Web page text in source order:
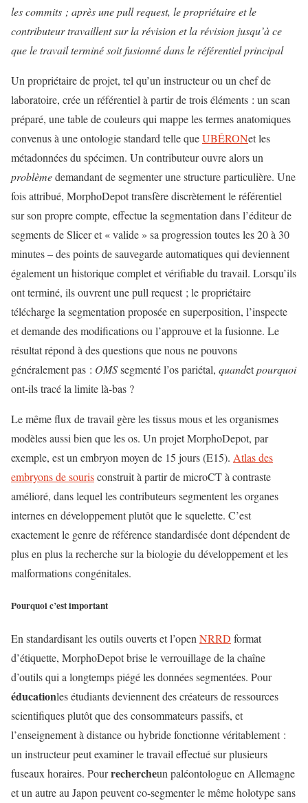
les commits ; après une pull request, le propriétaire et le
contributeur travaillent sur la révision et la révision jusqu’à ce
que le travail terminé soit fusionné dans le référentiel principal
Un propriétaire de projet, tel qu’un instructeur ou un chef de
laboratoire, crée un référentiel à partir de trois éléments : un scan
préparé, une table de couleurs qui mappe les termes anatomiques
convenus à une ontologie standard telle queUBÉRONet les
métadonnées du spécimen. Un contributeur ouvre alors un
problèmedemandant de segmenter une structure particulière. Une
fois attribué, MorphoDepot transfère discrètement le référentiel
sur son propre compte, effectue la segmentation dans l’éditeur de
segments de Slicer et « valide » sa progression toutes les 20 à 30
minutes – des points de sauvegarde automatiques qui deviennent
également un historique complet et vérifiable du travail. Lorsqu’ils
ont terminé, ils ouvrent une pull request ; le propriétaire
télécharge la segmentation proposée en superposition, l’inspecte
et demande des modifications ou l’approuve et la fusionne. Le
résultat répond à des questions que nous ne pouvons
généralement pas : OMSsegmenté l’os pariétal, quandetpourquoi
ont-ils tracé la limite là-bas ?
Le même flux de travail gère les tissus mous et les organismes
modèles aussi bien que les os. Un projet MorphoDepot, par
exemple, est un embryon moyen de 15 jours (E15). Atlas des
embryons de sourisconstruit à partir de microCT à contraste
amélioré, dans lequel les contributeurs segmentent les organes
internes en développement plutôt que le squelette. C’est
exactement le genre de référence standardisée dont dépendent de
plus en plus la recherche sur la biologie du développement et les
malformations congénitales.
Pourquoi c’est important
En standardisant les outils ouverts et l’openNRRD format
d’étiquette, MorphoDepot brise le verrouillage de la chaîne
d’outils qui a longtemps piégé les données segmentées. Pour
éducationles étudiants deviennent des créateurs de ressources
scientifiques plutôt que des consommateurs passifs, et
l’enseignement à distance ou hybride fonctionne véritablement :
un instructeur peut examiner le travail effectué sur plusieurs
fuseaux horaires. Pourrechercheun paléontologue en Allemagne
et un autre au Japon peuvent co-segmenter le même holotype sans